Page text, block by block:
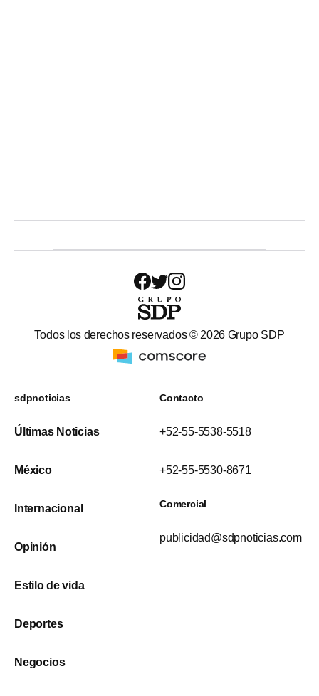
Todos los derechos reservados ©2026 Grupo SDP
sdpnoticias
Últimas Noticias
México
Internacional
Opinión
Estilo de vida
Deportes
Negocios
Contacto
+52-55-5538-5518
+52-55-5530-8671
Comercial
publicidad@sdpnoticias.com